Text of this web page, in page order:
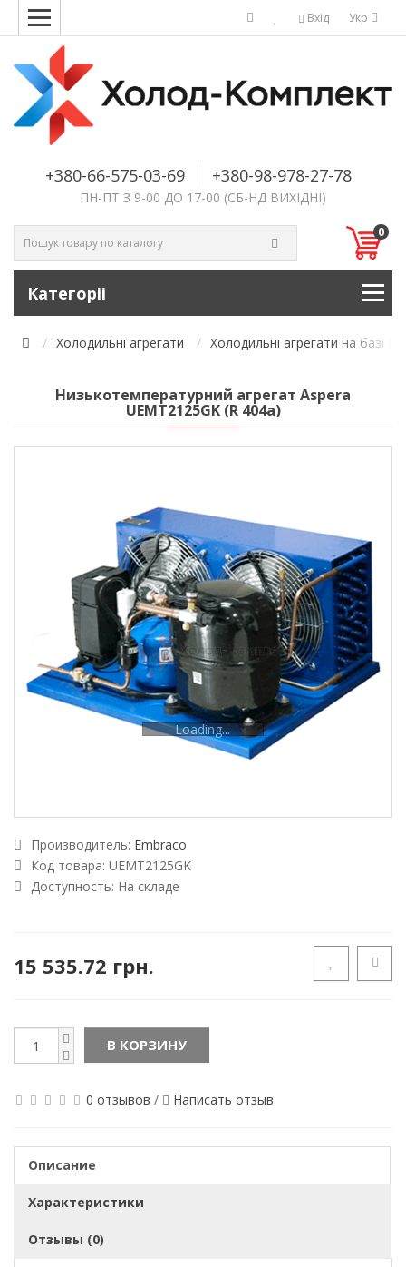
Укр
Вхід
+380-66-575-03-69 +380-98-978-27-78
ПН-ПТ З 9-00 ДО 17-00 (СБ-НД ВИХІДНІ)
0
Категоріі
Холодильні агрегати Холодильні агрегати на базі
Низькотемпературний агрегат Aspera
UEMT2125GK (R 404a)
Loading...
Производитель: Embraco
Код товара: UEMT2125GK
Доступность: На складе
15 535.72 грн.
В КОРЗИНУ
0 отзывов / Написать отзыв
Описание
Характеристики
Отзывы (0)